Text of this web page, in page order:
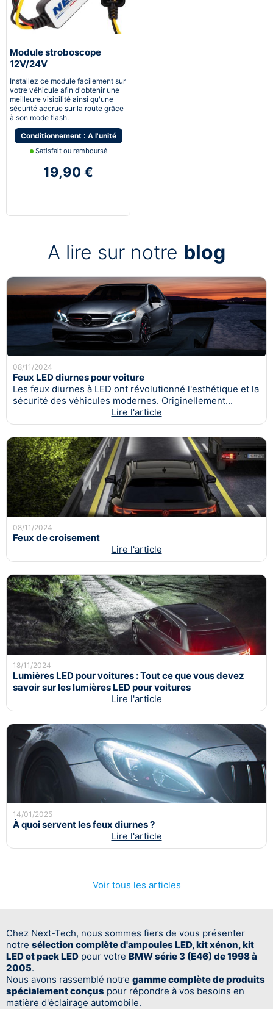
Module stroboscope
12V/24V
Installez ce module facilement sur
votre véhicule afin d'obtenir une
meilleure visibilité ainsi qu'une
sécurité accrue sur la route grâce
à son mode flash.
Conditionnement : A l'unité
Satisfait ou remboursé
19,90 €
A lire sur notre blog
08/11/2024
Feux LED diurnes pour voiture
Les feux diurnes à LED ont révolutionné l'esthétique et la
sécurité des véhicules modernes. Originellement...
Lire l'article
08/11/2024
Feux de croisement
Lire l'article
18/11/2024
Lumières LED pour voitures : Tout ce que vous devez
savoir sur les lumières LED pour voitures
Lire l'article
14/01/2025
À quoi servent les feux diurnes ?
Lire l'article
Voir tous les articles
Chez Next-Tech, nous sommes fiers de vous présenter
notre sélection complète d'ampoules LED, kit xénon, kit
LED et pack LED pour votre BMW série 3 (E46) de 1998 à
2005.
Nous avons rassemblé notre gamme complète de produits
spécialement conçus pour répondre à vos besoins en
matière d'éclairage automobile.